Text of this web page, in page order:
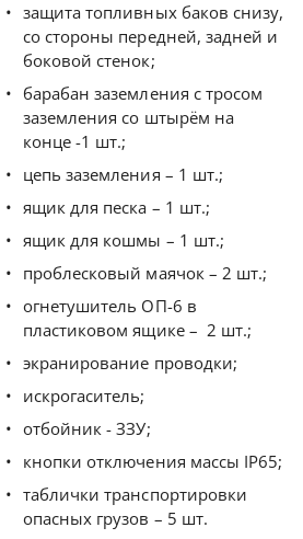
защита топливных баков снизу,
со стороны передней, задней и
боковой стенок;
барабан заземления с тросом
заземления со штырём на
конце -1 шт.;
цепь заземления – 1 шт.;
ящик для песка – 1 шт.;
ящик для кошмы – 1 шт.;
проблесковый маячок – 2 шт.;
огнетушитель ОП-6 в
пластиковом ящике – 2 шт.;
экранирование проводки;
искрогаситель;
отбойник - ЗЗУ;
кнопки отключения массы IP65;
таблички транспортировки
опасных грузов – 5 шт.